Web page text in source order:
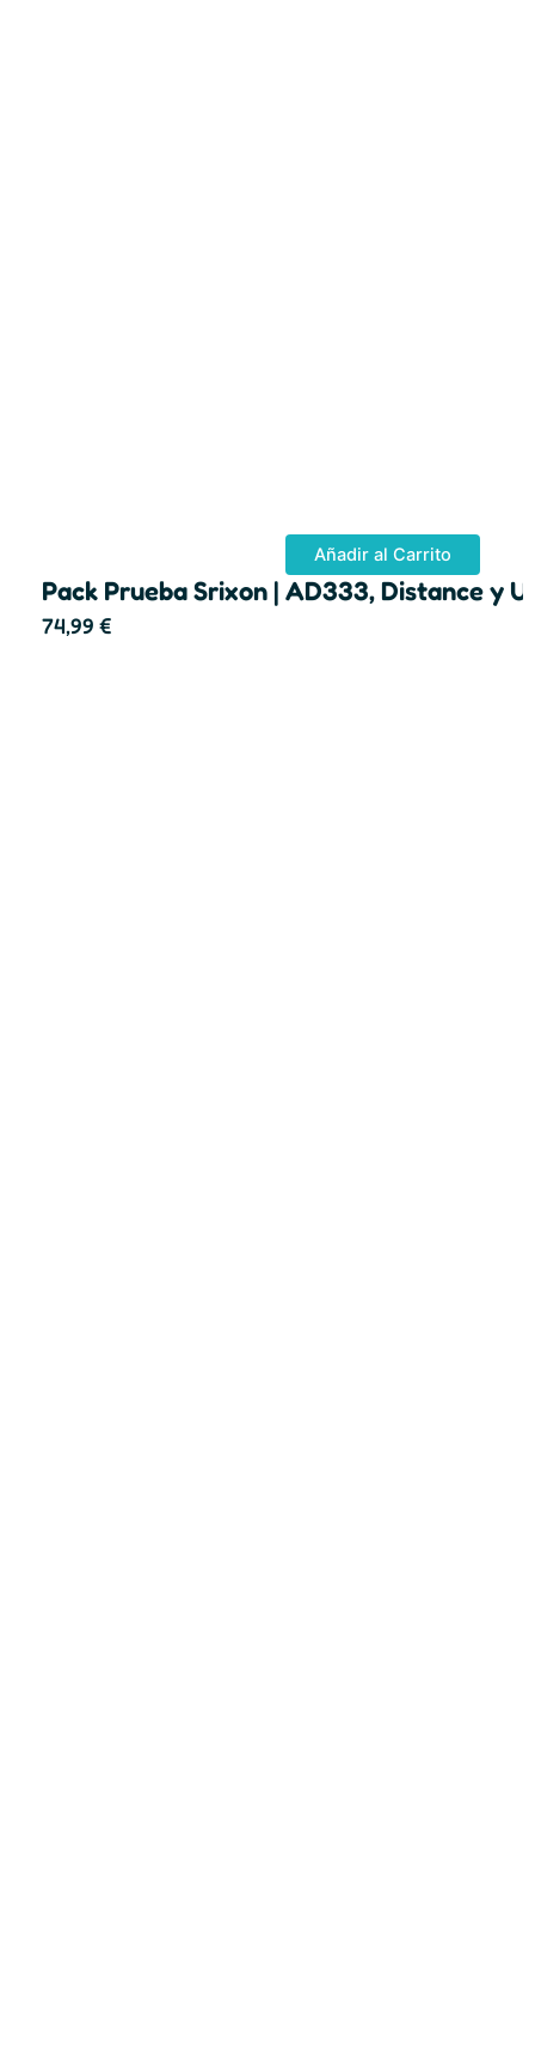
Añadir al Carrito
Pack Prueba Srixon | AD333, Distance y
74,99 €